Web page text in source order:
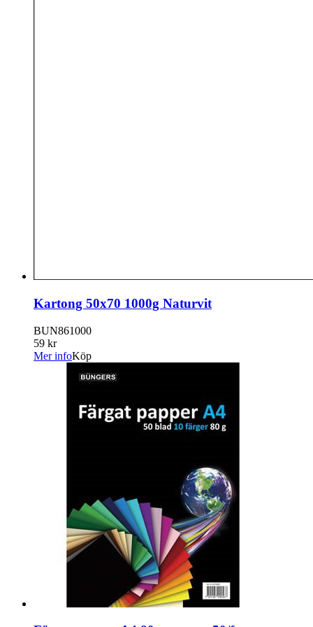
Kartong 50x70 1000g Naturvit
BUN861000
59 kr
Mer infoKöp